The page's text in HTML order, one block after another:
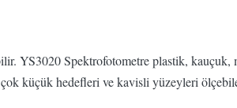
YS3020 Spektrofotometre plastik, kauçuk,
küçük hedefleri ve kavisli yüzeyleri